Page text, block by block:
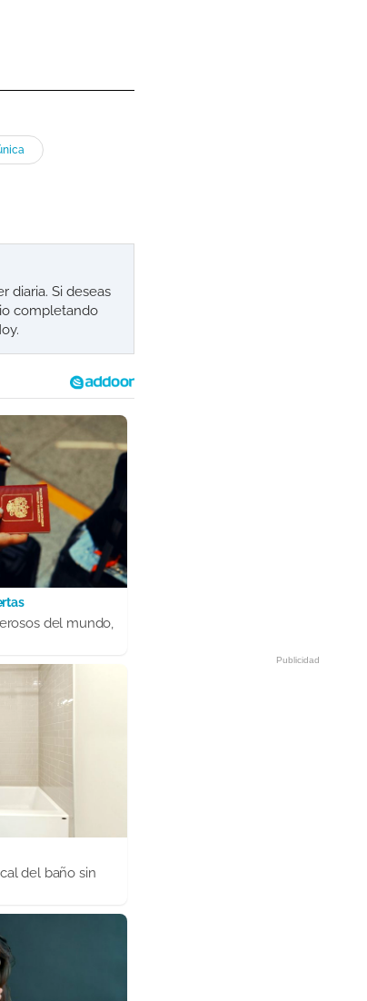
diaria. Si deseas
completando
del mundo,
del baño sin